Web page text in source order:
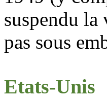
suspendu la
pas sous
Etats-Unis